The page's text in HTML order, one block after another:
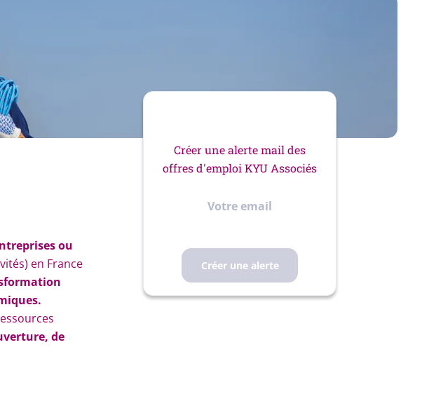
ou
en France
de
Créer une alerte mail des
offres d'emploi KYU Associés